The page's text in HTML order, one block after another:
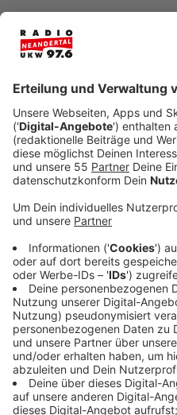
Anzeige
Anzeige
Fast eine Stunde konnte
Vizekanzler und
Habeck sprechen. Dabei
den Tabubruch der Union
rechtsextremen Partei zu
möglicherweise größtem
Heizungsgesetz.
Hört hier das komplette
Anzeige